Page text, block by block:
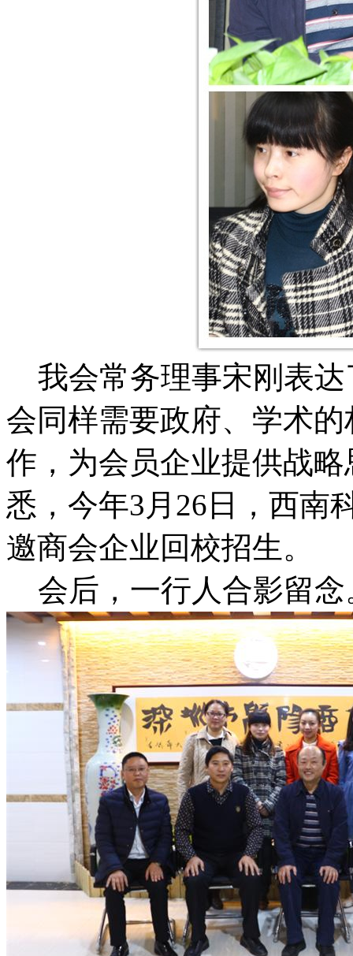
我会常务理事宋刚表达
会同样需要政府、学术
作，为会员企业提供战
悉，今年3月26日，西南
邀商会企业回校招生。
会后，一行人合影留念